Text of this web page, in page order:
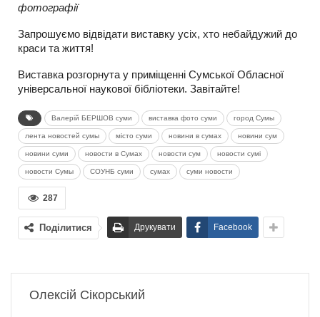
фотографії
Запрошуємо відвідати виставку усіх, хто небайдужий до
краси та життя!
Виставка розгорнута у приміщенні Сумської Обласної
універсальної наукової бібліотеки. Завітайте!
Валерій БЕРШОВ суми виставка фото суми город Сумы
лента новостей сумы місто суми новини в сумах новини сум
новини суми новости в Сумах новости сум новости сумі
новости Сумы СОУНБ суми сумах суми новости
287
Поділитися Друкувати Facebook
Олексій Сікорський